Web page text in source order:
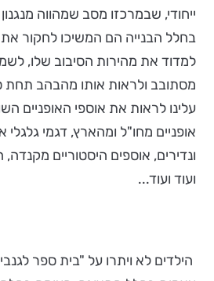
ייחודי, שבמרכזו מסב שמהווה
בחלל הבנייה הם המשיכו לחקור
למדוד את מהירות הסיבוב שלו,
מסתובב ולראות אותו מהבהב תחת
עלינו לראות את אוספי האופניים
אופניים מחו"ל ומהארץ, דגמי גלגלי
ונדירים, אוספים היסטוריים
ועוד ועוד...
הילדים לא ויתרו על "בית ספר